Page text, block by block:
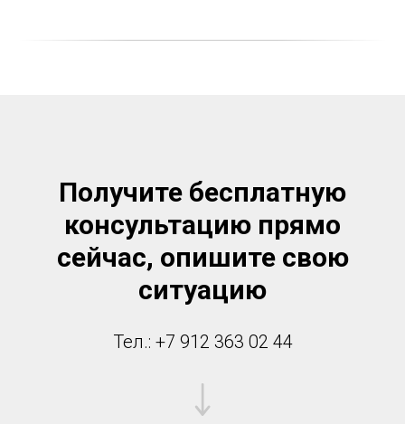
Получите бесплатную
консультацию прямо
сейчас, опишите свою
ситуацию
Тел.: +7 912 363 02 44